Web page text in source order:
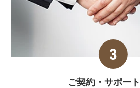
ご契約・サポート